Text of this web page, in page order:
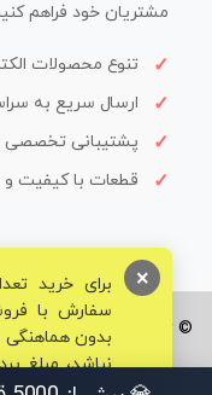
مشتریان خود فراهم
تنوع محصولات
ارسال سریع به
پشتیبانی تخصصی
قطعات با کیفیت
© تمامی حقوق برای
برای خرید
سفارش با
بدون
نباشد، مبلغ
×